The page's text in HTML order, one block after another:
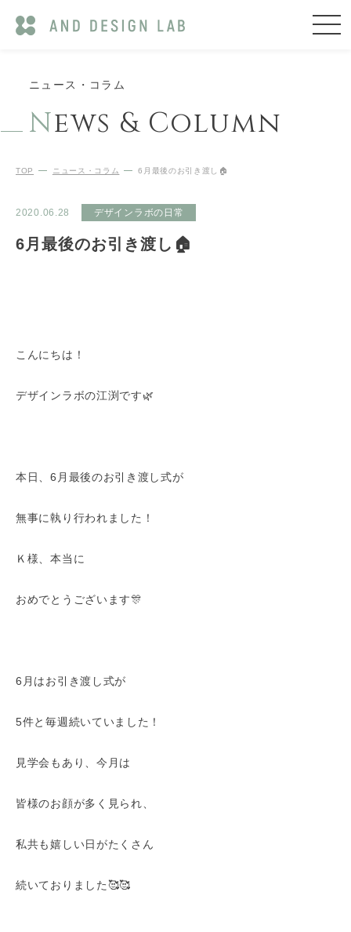
ニュース・コラム
News & Column
TOP ニュース・コラム 6月最後のお引き渡し🏠
2020.06.28 デザインラボの日常
6月最後のお引き渡し🏠
こんにちは！
デザインラボの江渕です🌿
本日、6月最後のお引き渡し式が
無事に執り行われました！
Ｋ様、本当に
おめでとうございます🎊
6月はお引き渡し式が
5件と毎週続いていました！
見学会もあり、今月は
皆様のお顔が多く見られ、
私共も嬉しい日がたくさん
続いておりました🥰🥰